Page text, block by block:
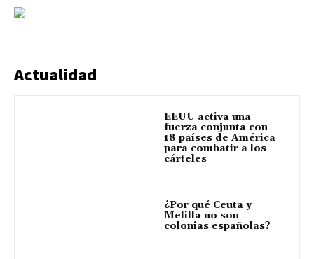
Actualidad
EEUU activa una
fuerza conjunta con
18 países de América
para combatir a los
cárteles
¿Por qué Ceuta y
Melilla no son
colonias españolas?